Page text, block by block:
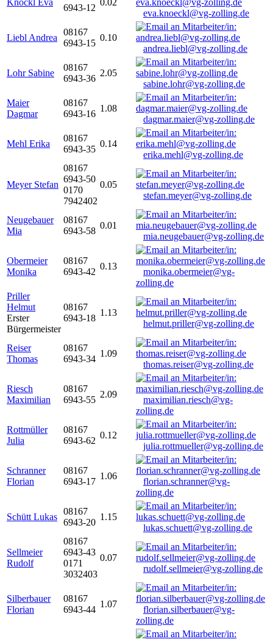
Knöckl Eva
6943-12
0.02
eva.knoeckl@vg-zolling.de
Liebl Andrea
08167
6943-15
0.10
andrea.liebl@vg-zolling.de
Lohr Sabine
08167
6943-36
2.05
sabine.lohr@vg-zolling.de
Maier
Dagmar
08167
6943-16
1.08
dagmar.maier@vg-zolling.de
Mehl Erika
08167
6943-35
0.14
erika.mehl@vg-zolling.de
Meyer Stefan
08167
6943-50
0170
7942402
0.05
stefan.meyer@vg-zolling.de
Neugebauer
Mia
08167
6943-58
0.01
mia.neugebauer@vg-zolling.de
Obermeier
Monika
08167
6943-42
0.13
monika.obermeier@vg-
zolling.de
Priller
Helmut
Erster
Bürgermeister
08167
6943-18
1.13
helmut.priller@vg-zolling.de
Reiser
Thomas
08167
6943-34
1.09
thomas.reiser@vg-zolling.de
Riesch
Maximilian
08167
6943-55
2.09
maximilian.riesch@vg-
zolling.de
Rottmüller
Julia
08167
6943-62
0.12
julia.rottmueller@vg-zolling.de
Schranner
Florian
08167
6943-17
1.06
florian.schranner@vg-
zolling.de
Schütt Lukas
08167
6943-20
1.15
lukas.schuett@vg-zolling.de
Sellmeier
Rudolf
08167
6943-43
0171
3032403
0.07
rudolf.sellmeier@vg-zolling.de
Silberbauer
Florian
08167
6943-44
1.07
florian.silberbauer@vg-
zolling.de